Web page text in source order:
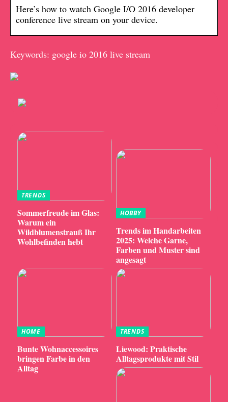
Here’s how to watch Google I/O 2016 developer
conference live stream on your device.
Keywords: google io 2016 live stream
TRENDS
Sommerfreude im Glas:
Warum ein
Wildblumenstrauß Ihr
Wohlbefinden hebt
HOBBY
Trends im Handarbeiten
2025: Welche Garne,
Farben und Muster sind
angesagt
HOME
Bunte Wohnaccessoires
bringen Farbe in den
Alltag
TRENDS
Liewood: Praktische
Alltagsprodukte mit Stil